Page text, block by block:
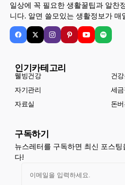
일상에 꼭 필요한 생활꿀팁과 알찬
니다. 알면 쓸모있는 생활정보가 매
인기카테고리
웰빙건강
건
자기관리
세
자료실
돈
구독하기
뉴스레터를 구독하면 최신 포스
다!